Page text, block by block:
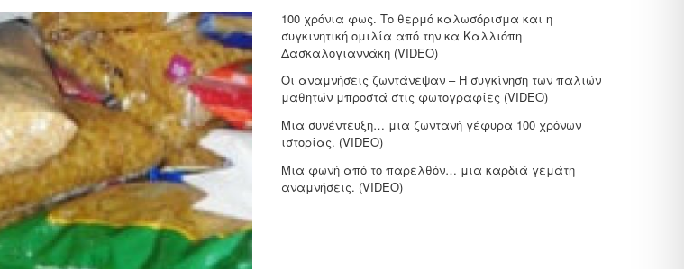
100 χρόνια φως. Το θερμό καλωσόρισμα και η
συγκινητική ομιλία από την κα Καλλιόπη
Δασκαλογιαννάκη (VIDEO)
Οι αναμνήσεις ζωντάνεψαν – Η συγκίνηση των παλιών
μαθητών μπροστά στις φωτογραφίες (VIDEO)
Μια συνέντευξη… μια ζωντανή γέφυρα 100 χρόνων
ιστορίας. (VIDEO)
Μια φωνή από το παρελθόν… μια καρδιά γεμάτη
αναμνήσεις. (VIDEO)